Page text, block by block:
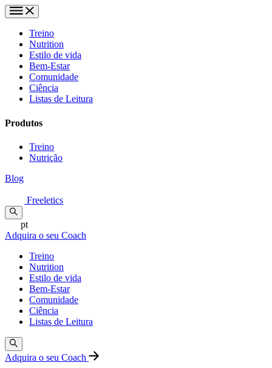
Treino
Nutrition
Estilo de vida
Bem-Estar
Comunidade
Ciência
Listas de Leitura
Produtos
Treino
Nutrição
Blog
Freeletics
pt
Adquira o seu Coach
Treino
Nutrition
Estilo de vida
Bem-Estar
Comunidade
Ciência
Listas de Leitura
Adquira o seu Coach